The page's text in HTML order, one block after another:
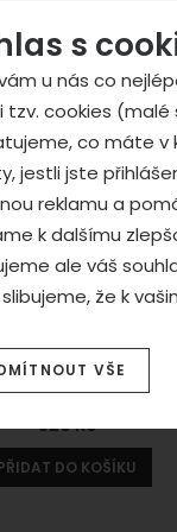
s
u nás co
tzv. cookies (malé
co máte v
jestli jste
reklamu a
k dalšímu
ale váš
že k
VŠE
podsedák ZAHŘEJU
520Kč
DO KOŠÍKU